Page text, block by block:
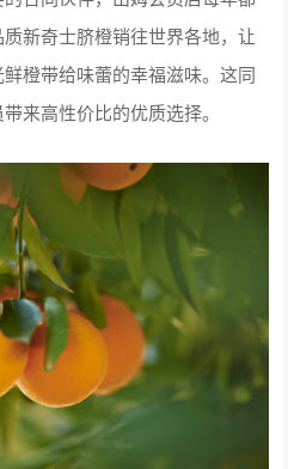
新奇士脐橙销往世界各地，让
橙带给味蕾的幸福滋味。这同
来高性价比的优质选择。